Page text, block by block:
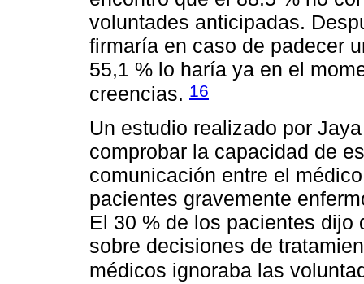
voluntades anticipadas.
firmaría en caso de padecer
55,1 % lo haría ya en el
creencias. 16
Un estudio realizado por
comprobar la capacidad de
comunicación entre el
pacientes gravemente
El 30 % de los pacientes
sobre decisiones de
médicos ignoraba las